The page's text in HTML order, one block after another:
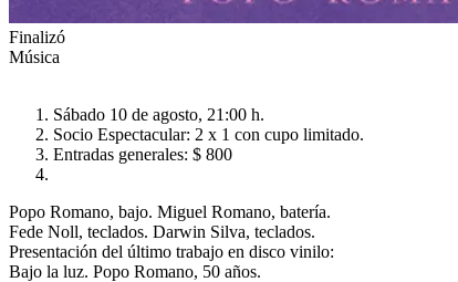
Finalizó
Música
Sábado 10 de agosto, 21:00 h.
Socio Espectacular: 2 x 1 con cupo limitado.
Entradas generales: $ 800
Popo Romano, bajo. Miguel Romano, batería.
Fede Noll, teclados. Darwin Silva, teclados.
Presentación del último trabajo en disco vinilo:
Bajo la luz. Popo Romano, 50 años.